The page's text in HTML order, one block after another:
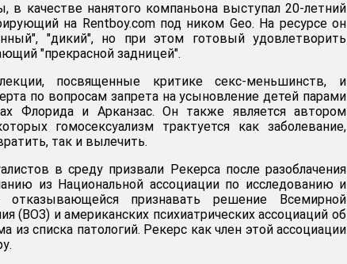
в качестве нанятого компаньона выступал 20-летний
на Rentboy.com под ником Geo. На ресурсе он
"дикий", но при этом готовый удовлетворить
"прекрасной задницей".
посвященные критике секс-меньшинств, и
по вопросам запрета на усыновление детей парами
Флорида и Арканзас. Он также является автором
гомосексуализм трактуется как заболевание,
так и вылечить.
в среду призвали Рекерса после разоблачения
из Национальной ассоциации по исследованию и
отказывающейся признавать решение Всемирной
(ВОЗ) и американских психиатрических ассоциаций об
из списка патологий. Рекерс как член этой ассоциации